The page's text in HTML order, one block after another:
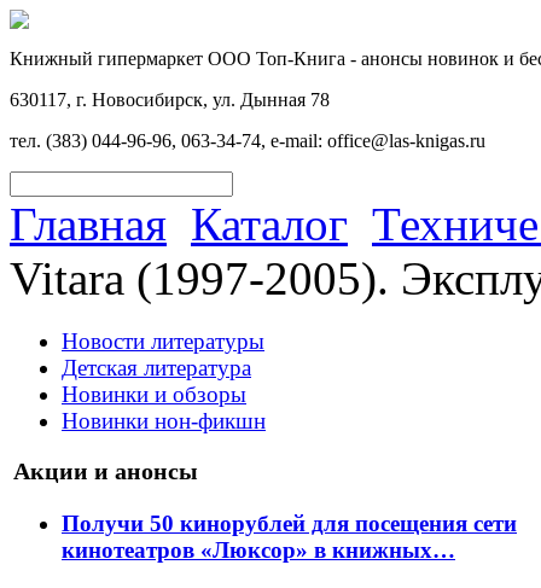
Книжный гипермаркет ООО Топ-Книга - анонсы новинок и
630117, г. Новосибирск, ул. Дынная 78
тел. (383) 044-96-96, 063-34-74, e-mail: office@las-knigas.ru
Главная Каталог
Vitara (1997-2005).
Новости литературы
Детская литература
Новинки и обзоры
Новинки нон-фикшн
Акции и анонсы
Получи 50 кинорублей для посещения сети
кинотеатров «Люксор» в книжных…